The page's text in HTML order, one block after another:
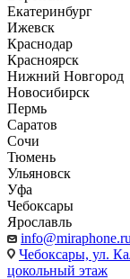
Екатеринбург
Ижевск
Краснодар
Красноярск
Нижний Новгород
Новосибирск
Пермь
Саратов
Сочи
Тюмень
Ульяновск
Уфа
Чебоксары
Ярославль
info@miraphone.ru
Чебоксары, ул.
цокольный этаж